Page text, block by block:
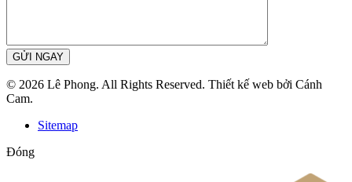
GỬI NGAY
© 2026 Lê Phong. All Rights Reserved. Thiết kế web bởi Cánh
Cam.
Sitemap
Đóng